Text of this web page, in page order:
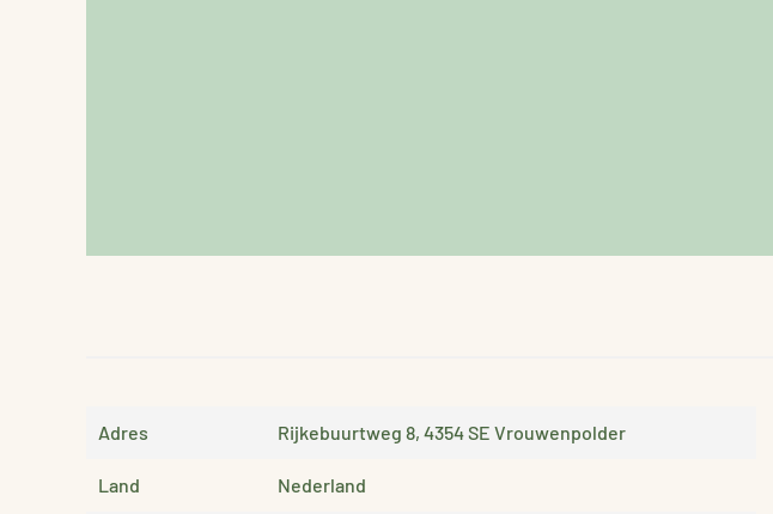
Adres Rijkebuurtweg 8, 4354 SE Vrouwenpolder
Land Nederland